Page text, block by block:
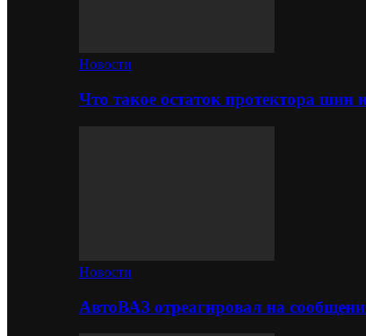
Новости
Что такое остаток протектора шин
Новости
АвтоВАЗ отреагировал на